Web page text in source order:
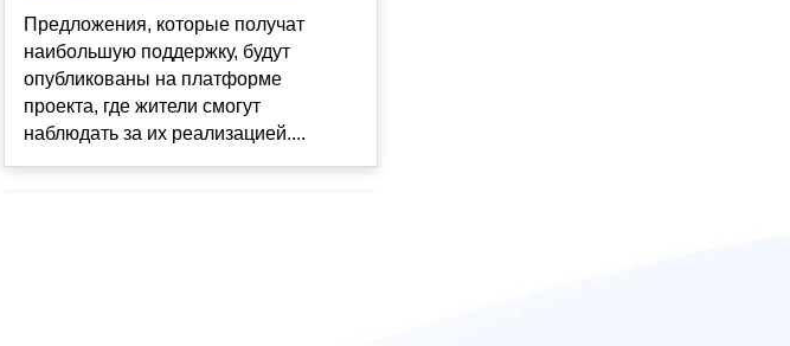
Предложения, которые получат
наибольшую поддержку, будут
опубликованы на платформе
проекта, где жители смогут
наблюдать за их реализацией....